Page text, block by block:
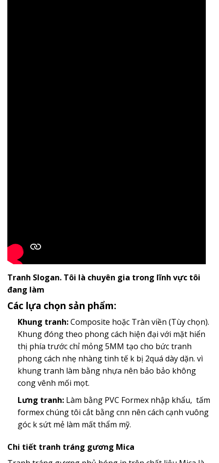
Tranh Slogan. Tôi là chuyên gia trong lĩnh vực tôi
đang làm
Các lựa chọn sản phẩm:
Khung tranh:Composite hoặc Tràn viền (Tùy chọn).
Khung đóng theo phong cách hiện đại với mặt hiển
thị phía trước chỉ mỏng 5MM tạo cho bức tranh
phong cách nhẹ nhàng tinh tế k bị 2quá dày dặn. vì
khung tranh làm bằng nhựa nên bảo bảo không
cong vênh mối mọt.
Lưng tranh:Làm bằng PVC Formex nhập khẩu, tấm
formex chúng tôi cắt bằng cnn nên cách cạnh vuông
góc k sứt mẻ làm mất thẩm mỹ.
Chi tiết tranh tráng gương Mica